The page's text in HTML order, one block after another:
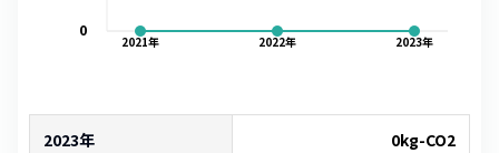
2021年 2022年 2023年
0
2023年 0kg-CO2